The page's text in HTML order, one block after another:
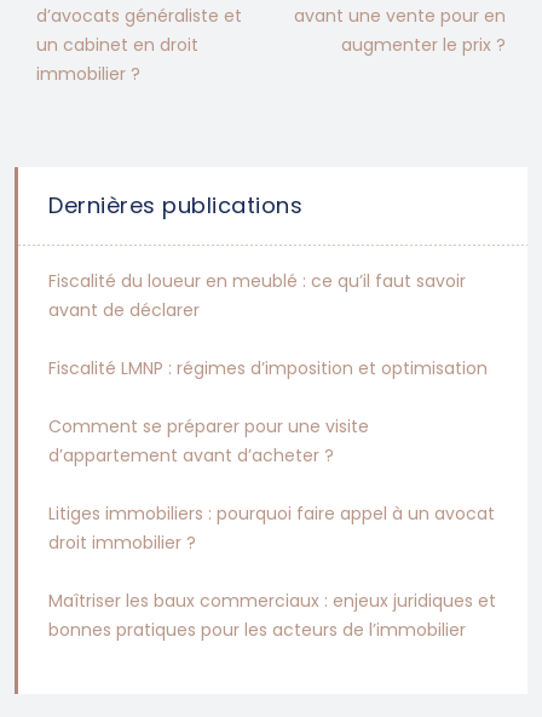
d’avocats généraliste et
un cabinet en droit
immobilier ?
avant une vente pour en
augmenter le prix ?
Dernières publications
Fiscalité du loueur en meublé : ce qu’il faut savoir
avant de déclarer
Fiscalité LMNP : régimes d’imposition et optimisation
Comment se préparer pour une visite
d’appartement avant d’acheter ?
Litiges immobiliers : pourquoi faire appel à un avocat
droit immobilier ?
Maîtriser les baux commerciaux : enjeux juridiques et
bonnes pratiques pour les acteurs de l’immobilier